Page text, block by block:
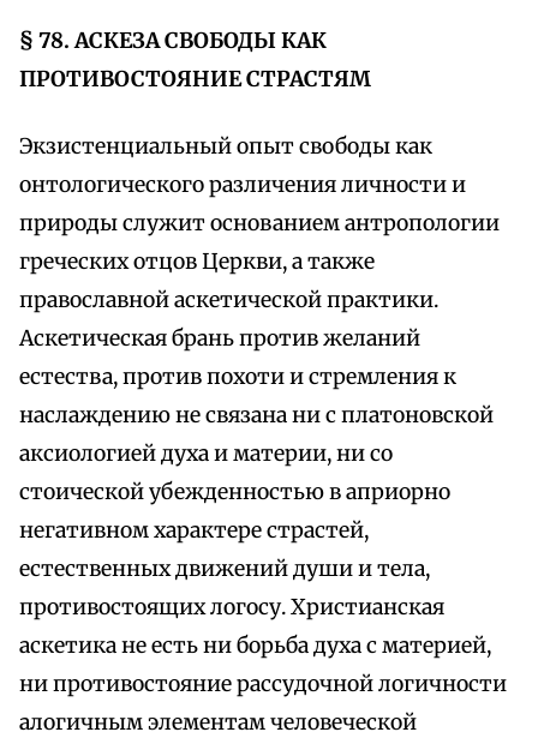
§ 78. АСКЕЗА СВОБОДЫ КАК
ПРОТИВОСТОЯНИЕ СТРАСТЯМ
Экзистенциальный опыт свободы как
онтологического различения личности и
природы служит основанием антропологии
греческих отцов Церкви, а также
православной аскетической практики.
Аскетическая брань против желаний
естества, против похоти и стремления к
наслаждению не связана ни с платоновской
аксиологией духа и материи, ни со
стоической убежденностью в априорно
негативном характере страстей,
естественных движений души и тела,
противостоящих логосу. Христианская
аскетика не есть ни борьба духа с материей,
ни противостояние рассудочной логичности
алогичным элементам человеческой